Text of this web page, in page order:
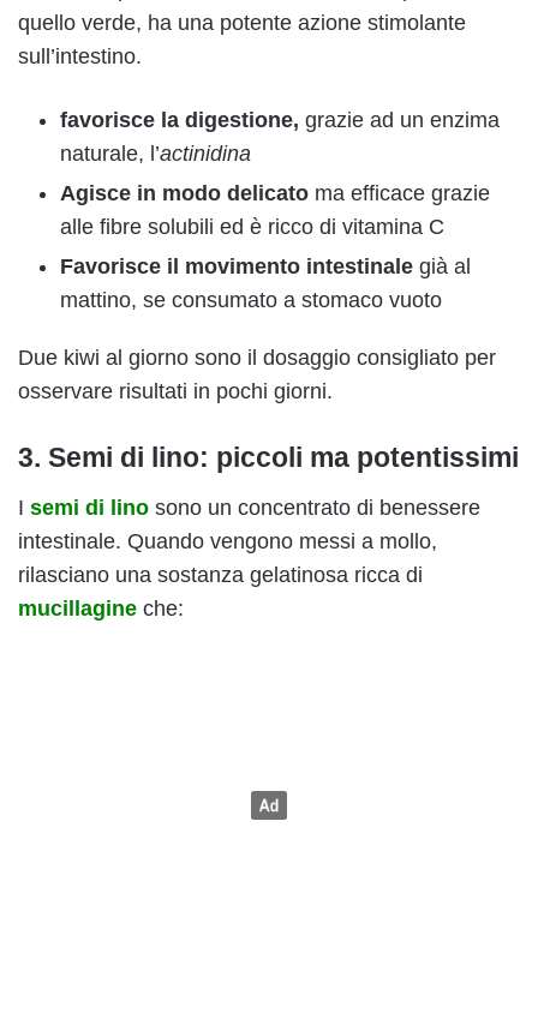
quello verde, ha una potente azione stimolante
sull’intestino.
favorisce la digestione, grazie ad un enzima
naturale, l’actinidina
Agisce in modo delicato ma efficace grazie
alle fibre solubili ed è ricco di vitamina C
Favorisce il movimento intestinale già al
mattino, se consumato a stomaco vuoto
Due kiwi al giorno sono il dosaggio consigliato per
osservare risultati in pochi giorni.
3. Semi di lino: piccoli ma potentissimi
I semi di lino sono un concentrato di benessere
intestinale. Quando vengono messi a mollo,
rilasciano una sostanza gelatinosa ricca di
mucillagine che: